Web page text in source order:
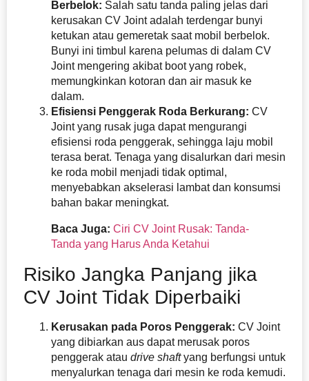
Berbelok: Salah satu tanda paling jelas dari
kerusakan CV Joint adalah terdengar bunyi
ketukan atau gemeretak saat mobil berbelok.
Bunyi ini timbul karena pelumas di dalam CV
Joint mengering akibat boot yang robek,
memungkinkan kotoran dan air masuk ke
dalam.
Efisiensi Penggerak Roda Berkurang: CV
Joint yang rusak juga dapat mengurangi
efisiensi roda penggerak, sehingga laju mobil
terasa berat. Tenaga yang disalurkan dari mesin
ke roda mobil menjadi tidak optimal,
menyebabkan akselerasi lambat dan konsumsi
bahan bakar meningkat.
Baca Juga: Ciri CV Joint Rusak: Tanda-
Tanda yang Harus Anda Ketahui
Risiko Jangka Panjang jika
CV Joint Tidak Diperbaiki
Kerusakan pada Poros Penggerak: CV Joint
yang dibiarkan aus dapat merusak poros
penggerak atau drive shaftyang berfungsi untuk
menyalurkan tenaga dari mesin ke roda kemudi.